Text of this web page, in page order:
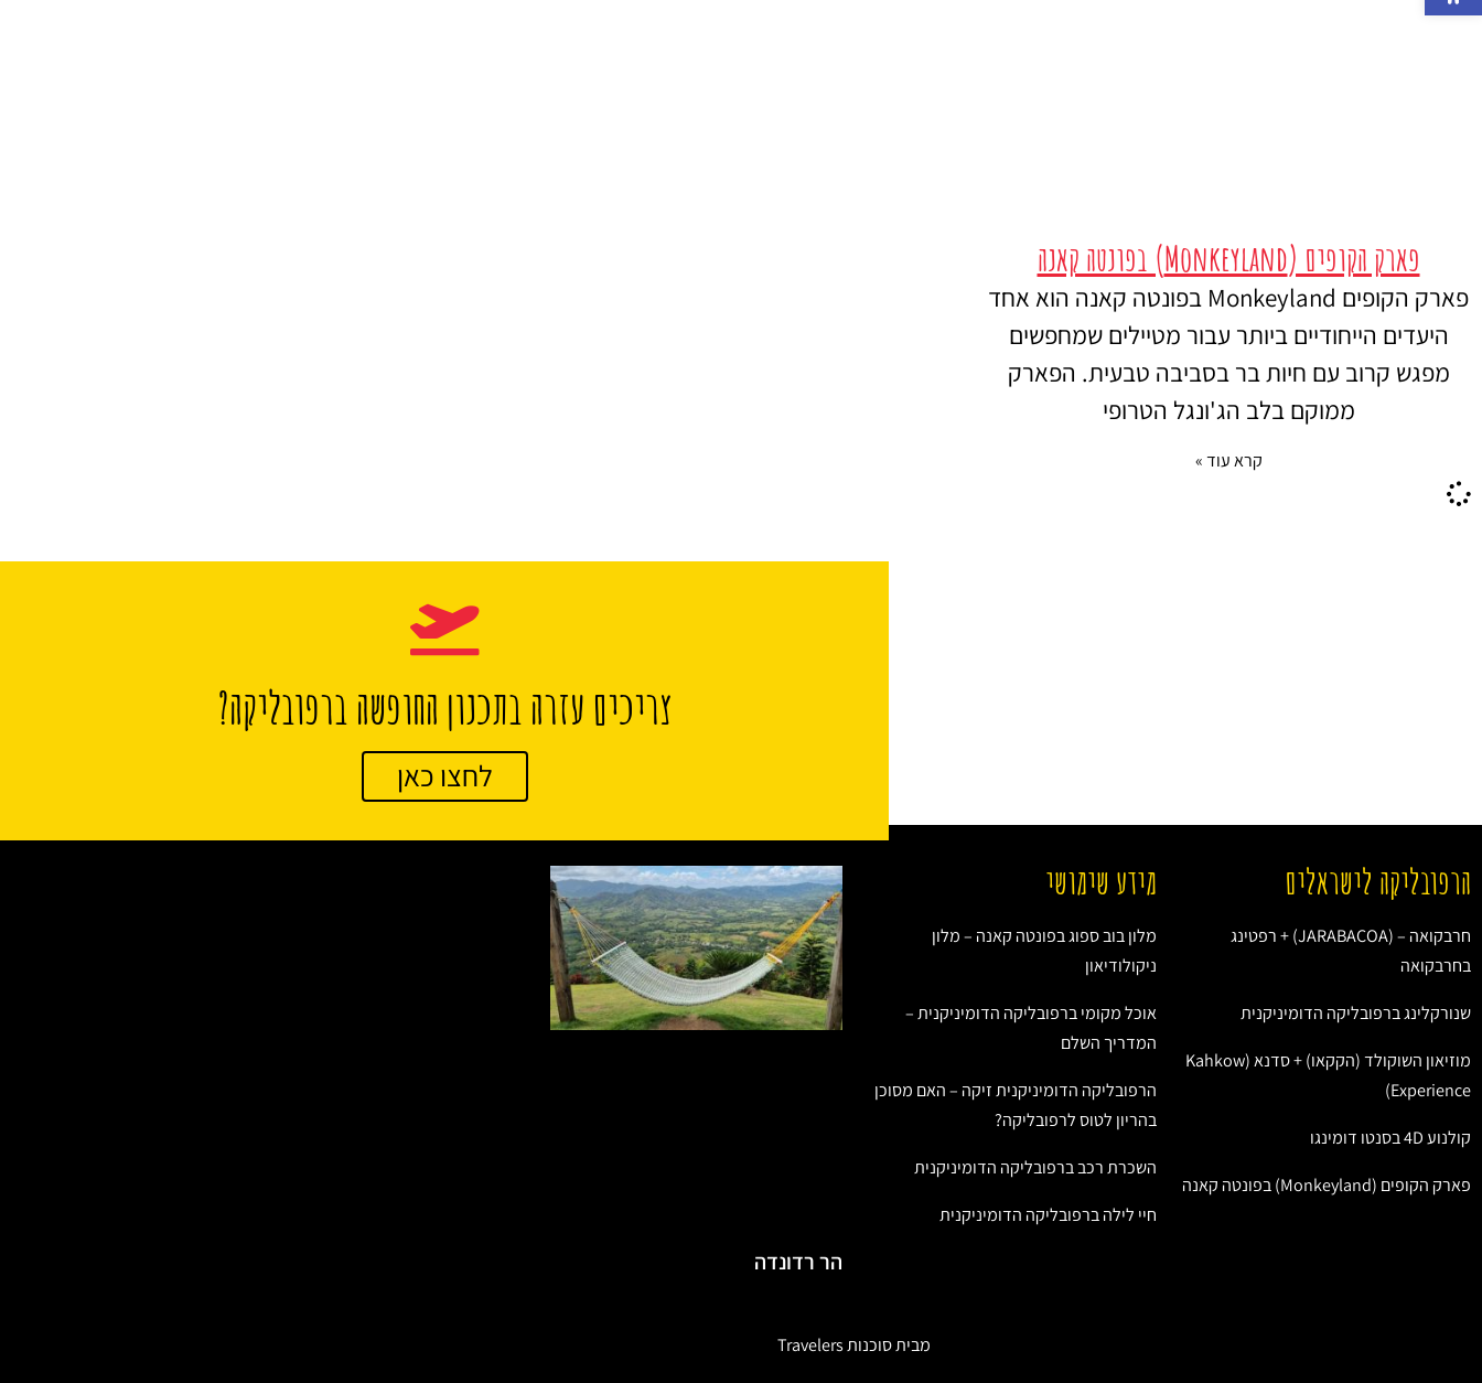
פארק הקופים (Monkeyland) בפונטה קאנה
פארק הקופים Monkeyland בפונטה קאנה הוא אחד
היעדים הייחודיים ביותר עבור מטיילים שמחפשים
מפגש קרוב עם חיות בר בסביבה טבעית. הפארק
ממוקם בלב הג'ונגל הטרופי
קרא עוד »
צריכים עזרה בתכנון החופשה ברפובליקה?
לחצו כאן
הרפובליקה לישראלים
חרבקואה – (JARABACOA) + רפטינג
בחרבקואה
שנורקלינג ברפובליקה הדומיניקנית
מוזיאון השוקולד (הקקאו) + סדנא (Kahkow
Experience)
קולנוע 4D בסנטו דומינגו
פארק הקופים (Monkeyland) בפונטה קאנה
מידע שימושי
מלון בוב ספוג בפונטה קאנה – מלון
ניקולודיאון
אוכל מקומי ברפובליקה הדומיניקנית –
המדריך השלם
הרפובליקה הדומיניקנית זיקה – האם מסוכן
בהריון לטוס לרפובליקה?
השכרת רכב ברפובליקה הדומיניקנית
חיי לילה ברפובליקה הדומיניקנית
הר רדונדה
מבית סוכנות Travelers